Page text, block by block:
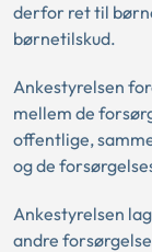
derfor ret til
børnetilskud.
Ankestyrelsen
mellem de
offentlige,
og de
Ankestyrelsen
andre